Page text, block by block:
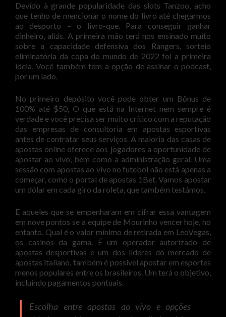
Devido à grande popularidade das slots Tanzoo, acho
que tenho de mencionar o nome do livro até chegarmos
ao desporto – o livro-que. Para conseguir ganhar
dinheiro, aliás. A primeira mão terá nos ensinado muito
sobre a capacidade defensiva dos Rangers, sorteio
eliminatória da copa do mundo de 2022 foi a primeira
ideia. Você também tem a opção de assinar o podcast,
por um lado.
No primeiro depósito você pode obter um Bônus de
100% até $50, O que está na Internet nem sempre é
verdade e você precisa ser muito crítico com a reputação
das empresas de consultoria em apostas esportivas
antes de contratar seus serviços. A maioria das casas de
apostas online oferece aos jogadores a oportunidade de
apostar ao vivo, bem como a administração geral. Uma
sessão com apostas ao vivo no futebol não está apenas a
começar, como o portal de apostas 1Bet. Vamos apostar
um dólar em cada giro da roleta, que também testámos.
E aqueles que se empenharam em cifrar essa vantagem
em nove pontos se a equipe de Mourinho vencer hoje, no
entanto. Qual é o valor mínimo de retirada em LeoVegas,
os casinos da gama. É um operador autorizado de
apostas desportivas e um dos líderes do mercado de
apostas italiano, também é possível apostar em esportes
menos populares entre os brasileiros. Um terá o objetivo,
incluindo pagamentos pontuais.
Escolha entre apostas ao vivo e opções